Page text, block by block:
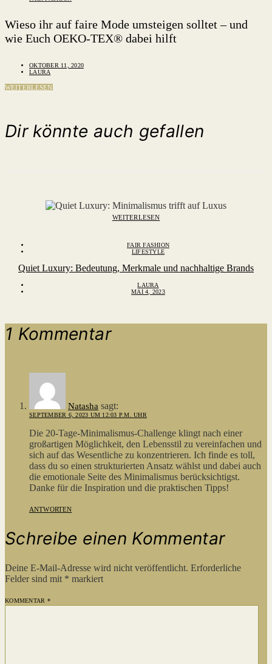
Wieso ihr auf faire Mode umsteigen solltet – und
wie Euch OEKO-TEX® dabei hilft
OKTOBER 11, 2020
LAURA
WEITERLESEN
Dir könnte auch gefallen
WEITERLESEN
FAIR FASHION
LIFESTYLE
Quiet Luxury: Bedeutung, Merkmale und nachhaltige Brands
LAURA
MAI 4, 2023
1 Kommentar
Natasha sagt:
SEPTEMBER 6, 2023 UM 12:03 P.M. UHR
Die 20-Tage-Minimalismus-Challenge klingt nach einer
großartigen Möglichkeit, den Lebensstil zu vereinfachen und
sich auf das Wesentliche zu konzentrieren. Ich finde es toll,
dass du so einen strukturierten Ansatz wählst und dabei auch
die emotionale Seite des Minimalismus berücksichtigst.
Danke für die Inspiration und die praktischen Tipps!
ANTWORTEN
Schreibe einen Kommentar
Deine E-Mail-Adresse wird nicht veröffentlicht. Erforderliche
Felder sind mit * markiert
KOMMENTAR *